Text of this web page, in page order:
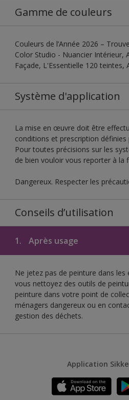
Gamme de couleurs
Couleurs de l’Année 2026 –
Color Studio - Nuancier Intérieur,
Façade, L'Essentielle 120 teintes,
Système d'application
La mise en œuvre doit être
conditions et prescription définies
Pour toutes précisions sur les
de bien vouloir vous reporter à la
Dangereux. Respecter les
Conseils d’utilisation
1. Après usage
Ne jetez pas de peinture dans
vous nettoyez des outils de
peinture dans votre point de
ménagers dangereux ou en
gestion des déchets.
Application